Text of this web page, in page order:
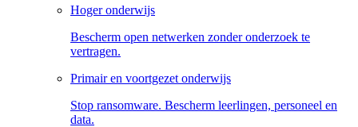
Hoger onderwijs
Bescherm open netwerken zonder onderzoek te
vertragen.
Primair en voortgezet onderwijs
Stop ransomware. Bescherm leerlingen, personeel en
data.